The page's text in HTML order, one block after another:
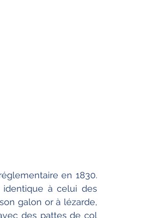
en 1830.
à celui des
galon or à lézarde,
des pattes de col